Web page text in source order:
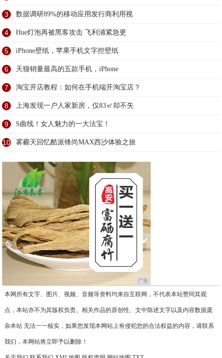
3 数据调研89%的移动应用发行商利用视
4 Hue灯泡再被黑客攻击 飞利浦紧急更
5 iPhone壁纸，苹果手机文字控壁纸
6 天猫销量最高的五款手机，iPhone
7 淘宝开店教程：如何在手机端开淘宝店？
8 上海发现一户人家新房，仅83㎡却不失
9 S曲线！女人魅力的一大法宝！
10 雾霾天回忆酷派锋尚MAX西沙体验之旅
广告
本网所有文字、图片、视频、音频等资料均来自互联网，不代表本站赞同其观
点，本站亦不为其版权负责。相关作品的原创性、文中陈述文字以及内容数据庞
杂本站 无法一一核实，如果您发现本网站上有侵犯您的合法权益的内容，请联系
我们，本网站将立即予以删除！